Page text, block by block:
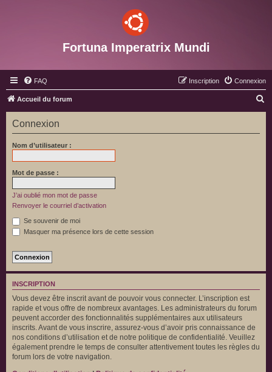
Fortuna Imperatrix Mundi
FAQ Connexion
Inscription
Accueil du forum
e
Connexion
Nom d’utilisateur :
Mot de passe :
J’ai oublié mon mot de passe
Renvoyer le courriel d’activation
Se souvenir de moi
Masquer ma présence lors de cette session
INSCRIPTION
Vous devez être inscrit avant de pouvoir vous connecter. L’inscription est
rapide et vous offre de nombreux avantages. Les administrateurs du forum
peuvent accorder des fonctionnalités supplémentaires aux utilisateurs
inscrits. Avant de vous inscrire, assurez-vous d’avoir pris connaissance de
nos conditions d’utilisation et de notre politique de confidentialité. Veuillez
également prendre le temps de consulter attentivement toutes les règles du
forum lors de votre navigation.